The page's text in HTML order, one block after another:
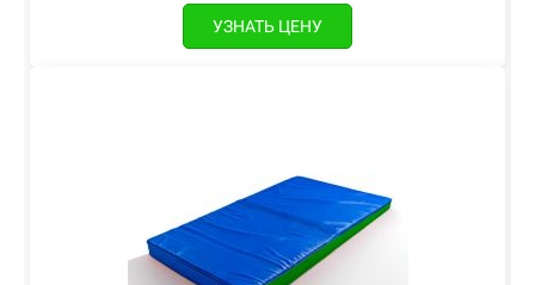
УЗНАТЬ ЦЕНУ